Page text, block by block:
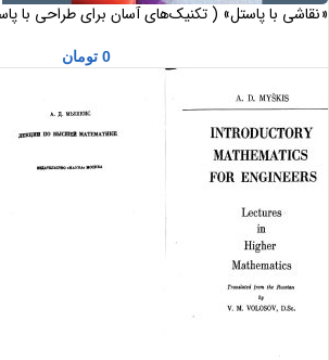
«نقاشی با پاستل» ( تکنیک‌های آسان برای طراحی با
0 تومان